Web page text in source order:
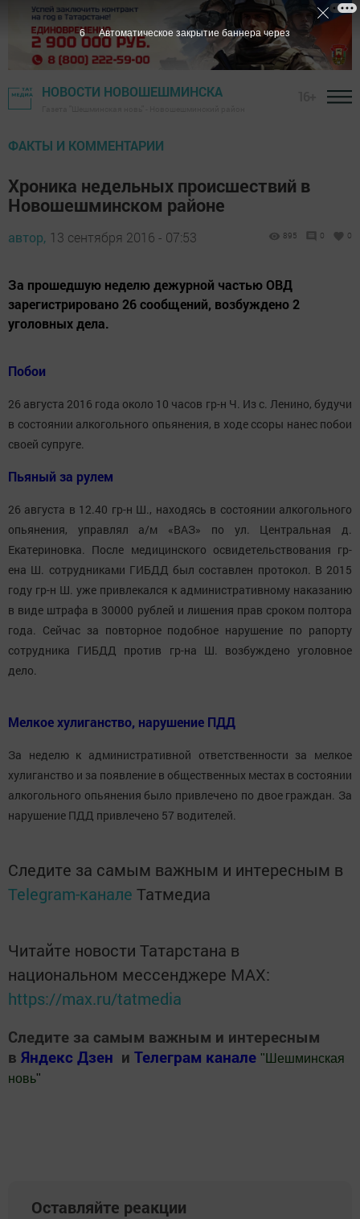
НОВОСТИ НОВОШЕШМИНСКА
ФАКТЫ И КОММЕНТАРИИ
Хроника недельных происшествий в
Новошешминском районе
автор, 13 сентября 2016 - 07:53 895 0 0
За прошедшую неделю дежурной частью ОВД
зарегистрировано 26 сообщений, возбуждено 2
уголовных дела.
Побои
26 августа 2016 года около 10 часов гр-н Ч. Из с. Ленино, будучи
в состоянии алкогольного опьянения, в ходе ссоры нанес побои
своей супруге.
Пьяный за рулем
26 августа в 12.40 гр-н Ш., находясь в состоянии алкогольного
опьянения, управлял а/м «ВАЗ» по ул. Центральная д.
Екатериновка. После медицинского освидетельствования гр-
ена Ш. сотрудниками ГИБДД был составлен протокол. В 2015
году гр-н Ш. уже привлекался к административному наказанию
в виде штрафа в 30000 рублей и лишения прав сроком полтора
года. Сейчас за повторное подобное нарушение по рапорту
сотрудника ГИБДД против гр-на Ш. возбуждено уголовное
дело.
Мелкое хулиганство, нарушение ПДД
За неделю к административной ответственности за мелкое
хулиганство и за появление в общественных местах в состоянии
алкогольного опьянения было привлечено по двое граждан. За
нарушение ПДД привлечено 57 водителей.
Следите за самым важным и интересным в
Telegram-канале Татмедиа
Читайте новости Татарстана в
национальном мессенджере MАХ:
https://max.ru/tatmedia
Следите за самым важным и интересным
в Яндекс Дзен и Телеграм канале " Шешминская
новь"
Оставляйте реакции
5 Автоматическое закрытие баннера через